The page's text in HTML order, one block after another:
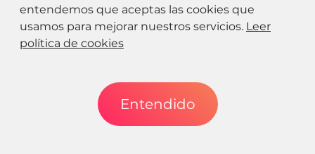
entendemos que aceptas las cookies que
usamos para mejorar nuestros servicios. Leer
política de cookies
Entendido